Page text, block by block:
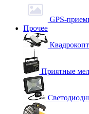
GPS-
Прочее
Приятные